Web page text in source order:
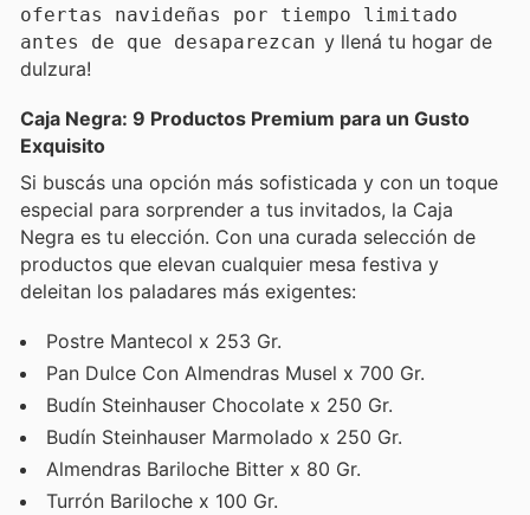
ofertas navideñas por tiempo limitado
antes de que desaparezcan y llená tu hogar de
dulzura!
Caja Negra: 9 Productos Premium para un Gusto
Exquisito
Si buscás una opción más sofisticada y con un toque
especial para sorprender a tus invitados, la Caja
Negra es tu elección. Con una curada selección de
productos que elevan cualquier mesa festiva y
deleitan los paladares más exigentes:
Postre Mantecol x 253 Gr.
Pan Dulce Con Almendras Musel x 700 Gr.
Budín Steinhauser Chocolate x 250 Gr.
Budín Steinhauser Marmolado x 250 Gr.
Almendras Bariloche Bitter x 80 Gr.
Turrón Bariloche x 100 Gr.